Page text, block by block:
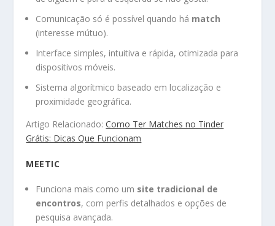
Comunicação só é possível quando há match
(interesse mútuo).
Interface simples, intuitiva e rápida, otimizada para
dispositivos móveis.
Sistema algorítmico baseado em localização e
proximidade geográfica.
Artigo Relacionado:Como Ter Matches no Tinder
Grátis: Dicas Que Funcionam
MEETIC
Funciona mais como um site tradicional de
encontros, com perfis detalhados e opções de
pesquisa avançada.